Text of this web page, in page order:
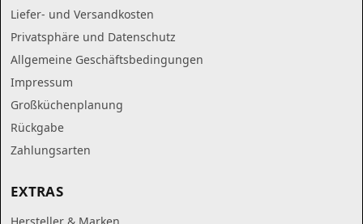
Liefer- und Versandkosten
Privatsphäre und Datenschutz
Allgemeine Geschäftsbedingungen
Impressum
Großküchenplanung
Rückgabe
Zahlungsarten
EXTRAS
Hersteller & Marken